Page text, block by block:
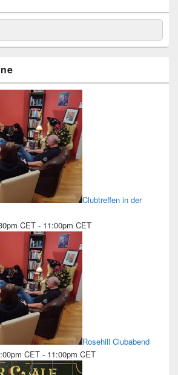
Clubtreffen in der
CET - 11:00pm CET
Rosehill Clubabend
CET - 11:00pm CET